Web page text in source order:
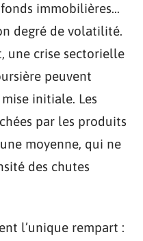
immobilières…
degré de volatilité.
une crise sectorielle
peuvent
initiale. Les
par les produits
moyenne, qui ne
des chutes
l’unique rempart :